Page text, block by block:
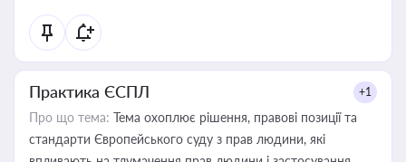
Практика ЄСПЛ +1
Про що тема: Тема охоплює рішення, правові позиції та
стандарти Європейського суду з прав людини, які